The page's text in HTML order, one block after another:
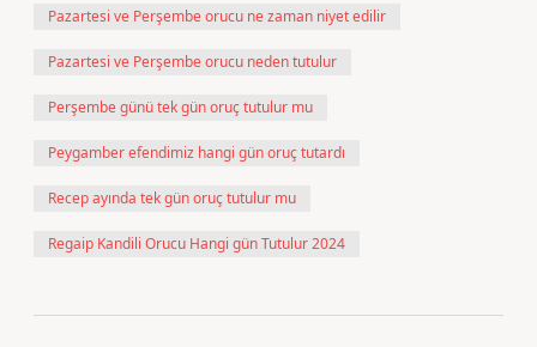
Pazartesi ve Perşembe orucu ne zaman niyet edilir
Pazartesi ve Perşembe orucu neden tutulur
Perşembe günü tek gün oruç tutulur mu
Peygamber efendimiz hangi gün oruç tutardı
Recep ayında tek gün oruç tutulur mu
Regaip Kandili Orucu Hangi gün Tutulur 2024